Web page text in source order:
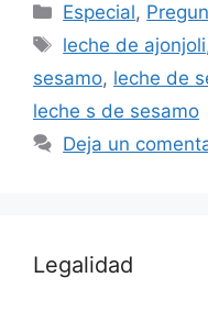
Especial,
leche de ajonjoli
sesamo, leche de
leche s de sesamo
Deja un
Legalidad